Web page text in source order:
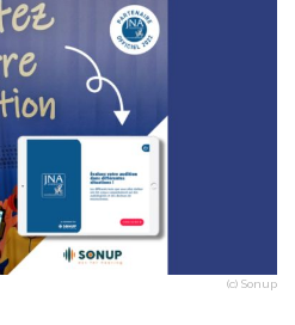
(c) Sonup